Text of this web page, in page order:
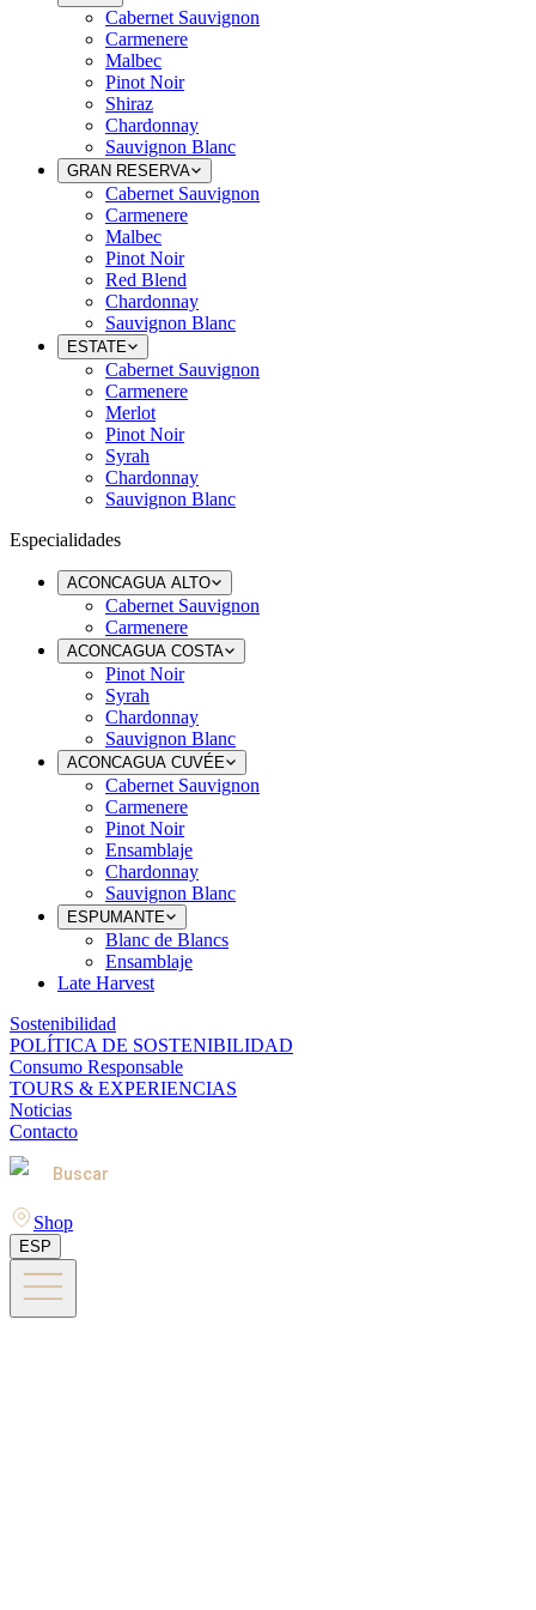
Cabernet Sauvignon
Carmenere
Malbec
Pinot Noir
Shiraz
Chardonnay
Sauvignon Blanc
GRAN RESERVA
Cabernet Sauvignon
Carmenere
Malbec
Pinot Noir
Red Blend
Chardonnay
Sauvignon Blanc
ESTATE
Cabernet Sauvignon
Carmenere
Merlot
Pinot Noir
Syrah
Chardonnay
Sauvignon Blanc
Especialidades
ACONCAGUA ALTO
Cabernet Sauvignon
Carmenere
ACONCAGUA COSTA
Pinot Noir
Syrah
Chardonnay
Sauvignon Blanc
ACONCAGUA CUVÉE
Cabernet Sauvignon
Carmenere
Pinot Noir
Ensamblaje
Chardonnay
Sauvignon Blanc
ESPUMANTE
Blanc de Blancs
Ensamblaje
Late Harvest
Sostenibilidad
POLÍTICA DE SOSTENIBILIDAD
Consumo Responsable
TOURS & EXPERIENCIAS
Noticias
Contacto
Buscar
Shop
ESP